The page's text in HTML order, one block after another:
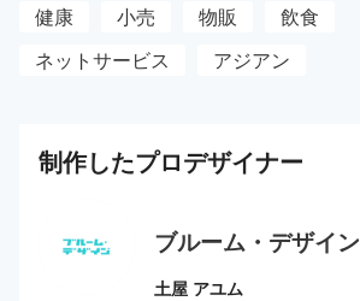
健康
小売 物販
飲食
ネットサービス
アジアン
制作したプロデザイナー
ブルーム・デザイン
土屋 アユム